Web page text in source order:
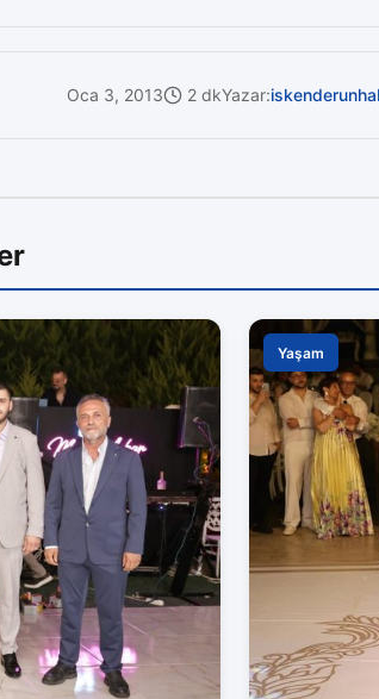
Oca 3, 2013 2 dkYazar:
Yaşam